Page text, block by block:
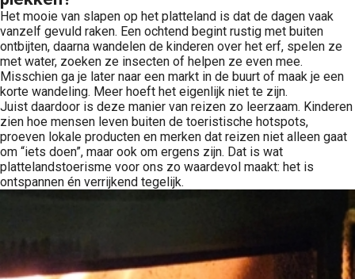
Het mooie van slapen op het platteland is dat de dagen vaak
vanzelf gevuld raken. Een ochtend begint rustig met buiten
ontbijten, daarna wandelen de kinderen over het erf, spelen ze
met water, zoeken ze insecten of helpen ze even mee.
Misschien ga je later naar een markt in de buurt of maak je een
korte wandeling. Meer hoeft het eigenlijk niet te zijn.
Juist daardoor is deze manier van reizen zo leerzaam. Kinderen
zien hoe mensen leven buiten de toeristische hotspots,
proeven lokale producten en merken dat reizen niet alleen gaat
om “iets doen”, maar ook om ergens zijn. Dat is wat
plattelandstoerisme voor ons zo waardevol maakt: het is
ontspannen én verrijkend tegelijk.